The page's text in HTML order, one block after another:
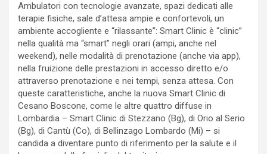
Ambulatori con tecnologie avanzate, spazi dedicati alle
terapie fisiche, sale d’attesa ampie e confortevoli, un
ambiente accogliente e “rilassante”: Smart Clinic è “clinic”
nella qualità ma “smart” negli orari (ampi, anche nel
weekend), nelle modalità di prenotazione (anche via app),
nella fruizione delle prestazioni in accesso diretto e/o
attraverso prenotazione e nei tempi, senza attesa. Con
queste caratteristiche, anche la nuova Smart Clinic di
Cesano Boscone, come le altre quattro diffuse in
Lombardia – Smart Clinic di Stezzano (Bg), di Orio al Serio
(Bg), di Cantù (Co), di Bellinzago Lombardo (Mi) – si
candida a diventare punto di riferimento per la salute e il